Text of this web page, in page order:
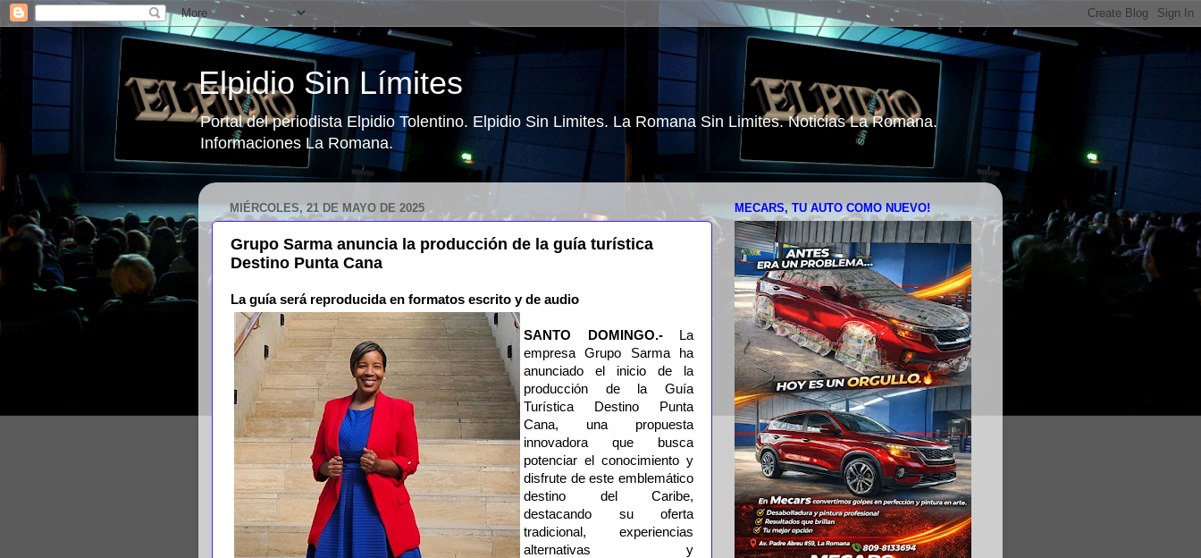
Elpidio Sin Límites
Portal del periodista Elpidio Tolentino. Elpidio Sin Limites. La Romana Sin Limites. Noticias La Romana.
Informaciones La Romana.
MIÉRCOLES, 21 DE MAYO DE 2025
Grupo Sarma anuncia la producción de la guía turística
Destino Punta Cana
La guía será reproducida en formatos escrito y de audio
SANTO DOMINGO.-
La
empresa Grupo Sarma ha
anunciado el inicio de la
producción de la Guía
Turística Destino Punta
Cana, una propuesta
innovadora que busca
potenciar el conocimiento y
disfrute de este emblemático
destino del Caribe,
destacando su oferta
tradicional, experiencias
alternativas y
MECARS, TU AUTO COMO NUEVO!